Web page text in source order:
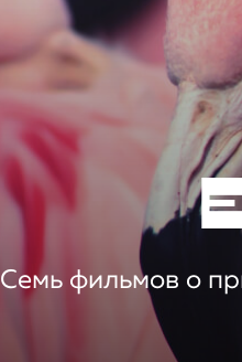
Семь фильмов о